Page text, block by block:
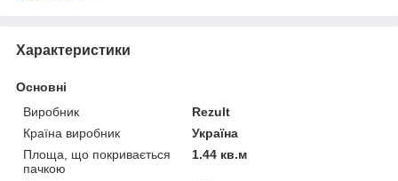
Характеристики
Основні
Виробник
Rezult
Країна виробник
Україна
Площа, що покривається
пачкою
1.44 кв.м